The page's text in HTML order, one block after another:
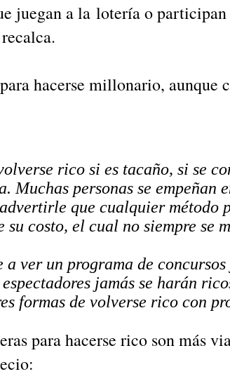
juegan a la lotería o participan
hacerse millonario, aunque
rico si es tacaño, si se
Muchas personas se empeñan
que cualquier método
su costo, el cual no siempre se
a ver un programa de
jamás se harán
formas de volverse rico con
para hacerse rico son más